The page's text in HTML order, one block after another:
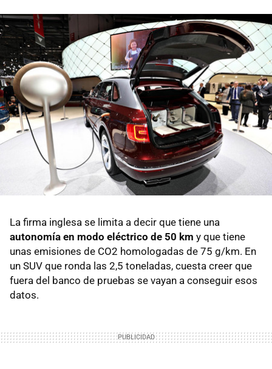
La firma inglesa se limita a decir que tiene una
autonomía en modo eléctrico de 50 km y que tiene
unas emisiones de CO2 homologadas de 75 g/km. En
un SUV que ronda las 2,5 toneladas, cuesta creer que
fuera del banco de pruebas se vayan a conseguir esos
datos.